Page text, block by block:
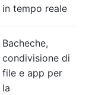
in tempo reale
Bacheche,
condivisione di
file e app per
la